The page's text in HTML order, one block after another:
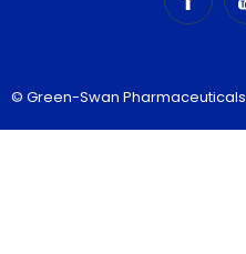
© Green-Swan Pharmaceuticals